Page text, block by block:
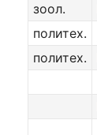
зоол.
политех.
политех.